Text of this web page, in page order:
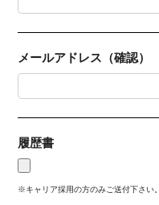
本サイトにおける個
TOPPANペイメンツ
委員会委員長
メールアドレス（確認）
履歴書
※キャリア採用の方のみご送付下さい